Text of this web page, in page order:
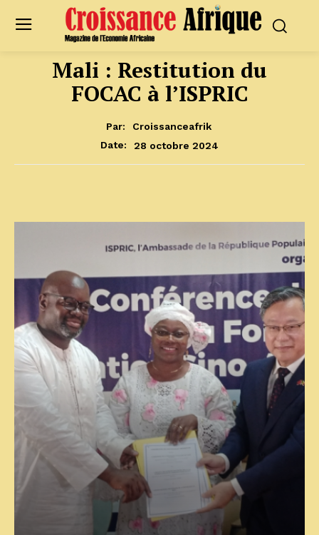
Mali : Restitution du
FOCAC à l’ISPRIC
Par:
Croissanceafrik
Date:
28 octobre 2024